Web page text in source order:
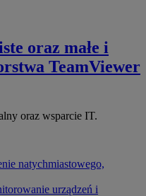
oraz małe i
TeamViewer
oraz wsparcie IT.
natychmiastowego,
urządzeń i